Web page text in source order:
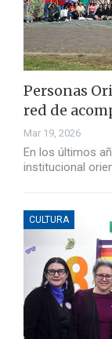
Personas
red de
Mar 19, 2026
En los últimos
institucional
CULTURA